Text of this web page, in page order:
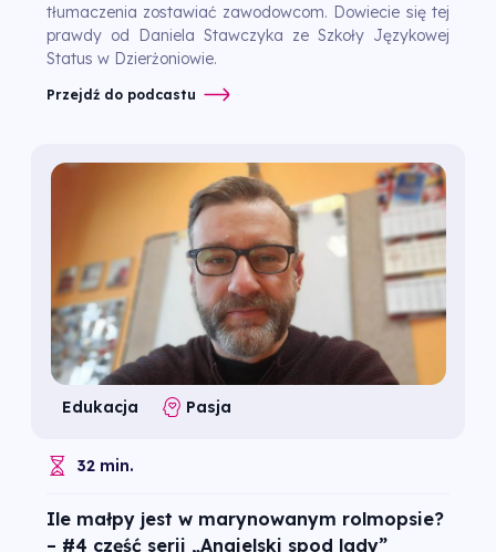
tłumaczenia zostawiać zawodowcom. Dowiecie się tej
prawdy od Daniela Stawczyka ze Szkoły Językowej
Status w Dzierżoniowie.
Przejdź do podcastu
Edukacja Pasja
32 min.
Ile małpy jest w marynowanym rolmopsie?
– #4 część serii „Angielski spod lady”